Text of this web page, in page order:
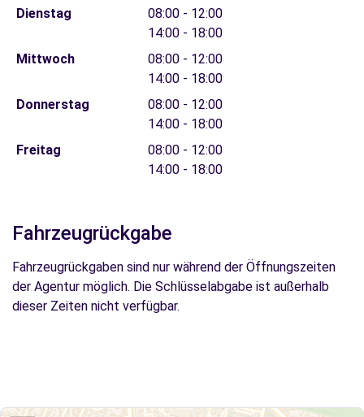
Dienstag
08:00 - 12:00
14:00 - 18:00
Mittwoch
08:00 - 12:00
14:00 - 18:00
Donnerstag
08:00 - 12:00
14:00 - 18:00
Freitag
08:00 - 12:00
14:00 - 18:00
Fahrzeugrückgabe
Fahrzeugrückgaben sind nur während der Öffnungszeiten
der Agentur möglich. Die Schlüsselabgabe ist außerhalb
dieser Zeiten nicht verfügbar.